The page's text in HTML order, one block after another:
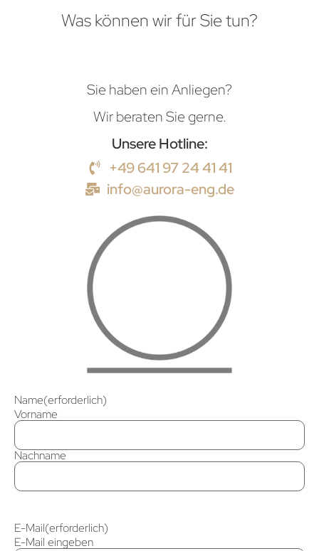
Was können wir für Sie tun?
Sie haben ein Anliegen?
Wir beraten Sie gerne.
Unsere Hotline:
+49 641 97 24 41 41
info@aurora-eng.de
Name(erforderlich)
Vorname
Nachname
E-Mail(erforderlich)
E-Mail eingeben